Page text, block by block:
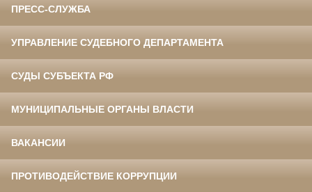
ПРЕСС-СЛУЖБА
УПРАВЛЕНИЕ СУДЕБНОГО ДЕПАРТАМЕНТА
СУДЫ СУБЪЕКТА РФ
МУНИЦИПАЛЬНЫЕ ОРГАНЫ ВЛАСТИ
ВАКАНСИИ
ПРОТИВОДЕЙСТВИЕ КОРРУПЦИИ